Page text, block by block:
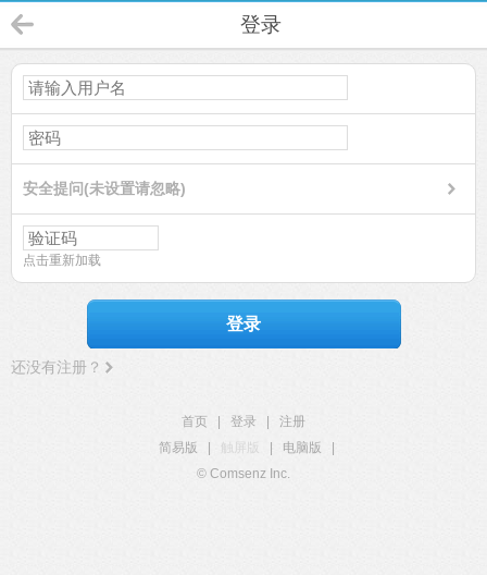
登录
安全提问(未设置请忽略)
点击重新加载
登录
还没有注册？
首页 登录
注册
简易版
触屏版 电脑版
© Comsenz Inc.